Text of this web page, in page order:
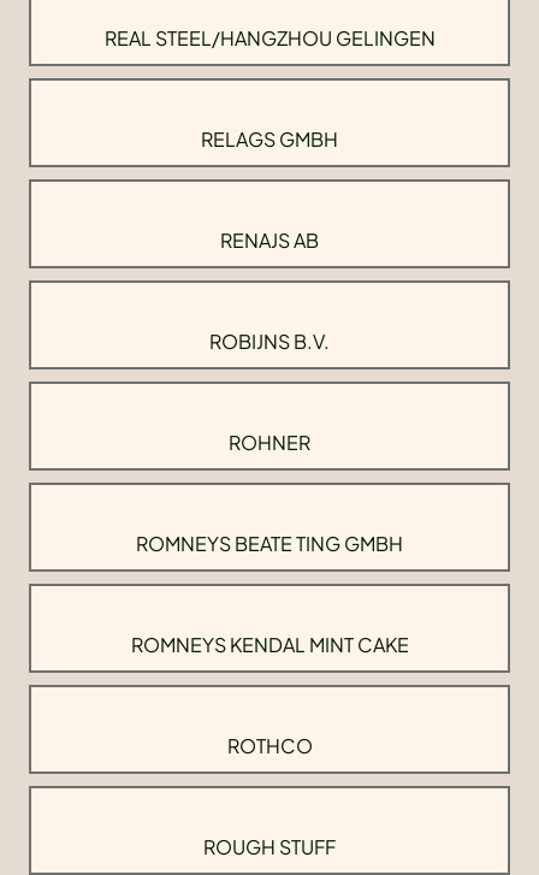
REAL STEEL/HANGZHOU GELINGEN
RELAGS GMBH
RENAJS AB
ROBIJNS B.V.
ROHNER
ROMNEYS BEATE TING GMBH
ROMNEYS KENDAL MINT CAKE
ROTHCO
ROUGH STUFF